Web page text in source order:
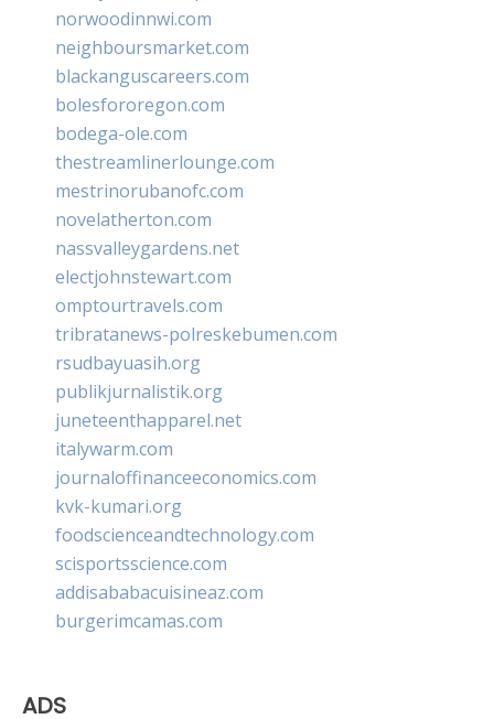
norwoodinnwi.com
neighboursmarket.com
blackanguscareers.com
bolesfororegon.com
bodega-ole.com
thestreamlinerlounge.com
mestrinorubanofc.com
novelatherton.com
nassvalleygardens.net
electjohnstewart.com
omptourtravels.com
tribratanews-polreskebumen.com
rsudbayuasih.org
publikjurnalistik.org
juneteenthapparel.net
italywarm.com
journaloffinanceeconomics.com
kvk-kumari.org
foodscienceandtechnology.com
scisportsscience.com
addisababacuisineaz.com
burgerimcamas.com
ADS